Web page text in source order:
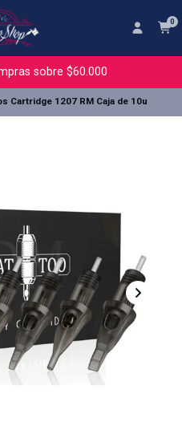
0
sobre $60.000
Cartridge 1207 RM Caja de 10u